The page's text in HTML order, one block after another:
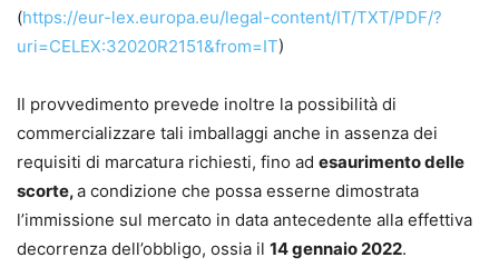
(https://eur-lex.europa.eu/legal-content/IT/TXT/PDF/?
uri=CELEX:32020R2151&from=IT)
Il provvedimento prevede inoltre la possibilità di
commercializzare tali imballaggi anche in assenza dei
requisiti di marcatura richiesti, fino ad esaurimento delle
scorte,a condizione che possa esserne dimostrata
l’immissione sul mercato in data antecedente alla effettiva
decorrenza dell’obbligo, ossia il 14 gennaio 2022.